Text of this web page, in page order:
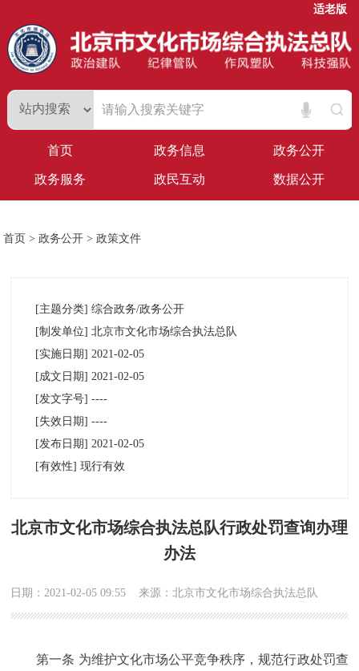
适老版
首页 政务信息 政务公开
政务服务 政民互动 数据公开
首页 >政务公开 >政策文件
[主题分类]综合政务/政务公开
[制发单位]北京市文化市场综合执法总队
[实施日期] 2021-02-05
[成文日期] 2021-02-05
[发文字号]----
[失效日期]----
[发布日期] 2021-02-05
[有效性]现行有效
北京市文化市场综合执法总队行政处罚查询办理
办法
日期：2021-02-05 09:55 来源：北京市文化市场综合执法总队
第一条 为维护文化市场公平竞争秩序，规范行政处罚查